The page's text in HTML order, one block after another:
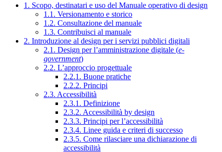
1. Scopo, destinatari e uso del Manuale operativo di design
1.1. Versionamento e storico
1.2. Consultazione del manuale
1.3. Contribuisci al manuale
2. Introduzione al design per i servizi pubblici digitali
2.1. Design per l’amministrazione digitale (e-
government)
2.2. L’approccio progettuale
2.2.1. Buone pratiche
2.2.2. Principi
2.3. Accessibilità
2.3.1. Definizione
2.3.2. Accessibilità by design
2.3.3. Principi per l’accessibilità
2.3.4. Linee guida e criteri di successo
2.3.5. Come rilasciare una dichiarazione di
accessibilità